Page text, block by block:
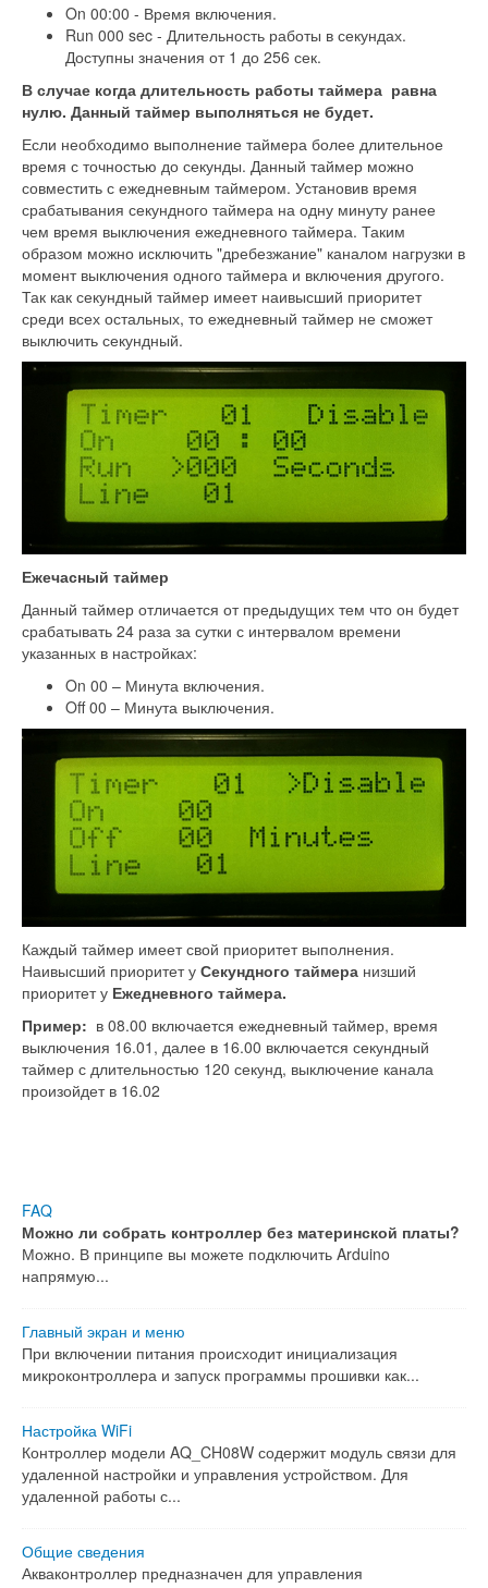
On 00:00 - Время включения.
Run 000 sec - Длительность работы в секундах.
Доступны значения от 1 до 256 сек.
В случае когда длительность работы таймера равна
нулю. Данный таймер выполняться не будет.
Если необходимо выполнение таймера более длительное
время с точностью до секунды. Данный таймер можно
совместить с ежедневным таймером. Установив время
срабатывания секундного таймера на одну минуту ранее
чем время выключения ежедневного таймера. Таким
образом можно исключить "дребезжание" каналом нагрузки в
момент выключения одного таймера и включения другого.
Так как секундный таймер имеет наивысший приоритет
среди всех остальных, то ежедневный таймер не сможет
выключить секундный.
Ежечасный таймер
Данный таймер отличается от предыдущих тем что он будет
срабатывать 24 раза за сутки с интервалом времени
указанных в настройках:
On 00 – Минута включения.
Off 00 – Минута выключения.
Каждый таймер имеет свой приоритет выполнения.
Наивысший приоритет у Секундного таймера низший
приоритет у Ежедневного таймера.
Пример: в 08.00 включается ежедневный таймер, время
выключения 16.01, далее в 16.00 включается секундный
таймер с длительностью 120 секунд, выключение канала
произойдет в 16.02
FAQ
Можно ли собрать контроллер без материнской платы?
Можно. В принципе вы можете подключить Arduino
напрямую...
Главный экран и меню
При включении питания происходит инициализация
микроконтроллера и запуск программы прошивки как...
Настройка WiFi
Контроллер модели AQ_CH08W содержит модуль связи для
удаленной настройки и управления устройством. Для
удаленной работы с...
Общие сведения
Акваконтроллер предназначен для управления